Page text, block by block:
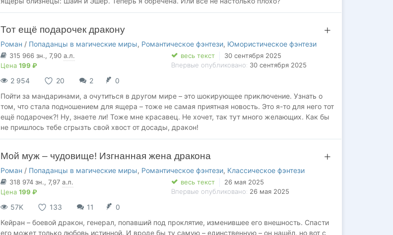
Тот ещё подарочек дракону
Роман / Попаданцы в магические миры, Романтическое фэнтези, Юмористическое фэнтези
315 966 зн., 7,90 а.л.
Цена 199 ₽
весь текст
30 сентября 2025
Впервые опубликовано: 30 сентября 2025
2 954 20 2
0
Пойти за мандаринами, а очутиться в другом мире – это шокирующее приключение. Узнать о
том, что стала подношением для ящера – тоже не самая приятная новость. Это я-то для него тот
ещё подарочек?! Ну, знаете ли! Тоже мне красавец. Не хочет, так тут много желающих. Как бы
не пришлось тебе сгрызть свой хвост от досады, дракон!
Мой муж – чудовище! Изгнанная жена дракона
Роман / Попаданцы в магические миры, Романтическое фэнтези, Классическое фэнтези
318 974 зн., 7,97 а.л.
Цена 199 ₽
весь текст
26 мая 2025
Впервые опубликовано: 26 мая 2025
57K 133 11
0
Кейран – боевой дракон, генерал, попавший под проклятие, изменившее его внешность. Спасти
его может только любовь истинной. И вроде бы ту самую – единственную – он нашёл, но вот с